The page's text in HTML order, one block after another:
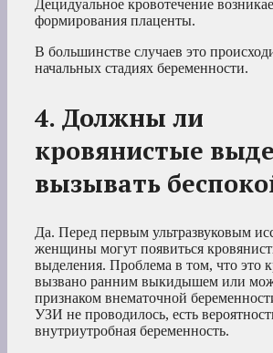
Децидуальное кровотечение
формирования плаценты.
В большинстве случаев это
начальных стадиях беременности.
4. Должны ли
кровянистые
вызывать
Да. Перед первым ультразвуковым
женщины могут появиться
выделения. Проблема в том, что это
вызвано ранним выкидышем или
признаком внематочной
УЗИ не проводилось, есть
внутриутробная беременность.